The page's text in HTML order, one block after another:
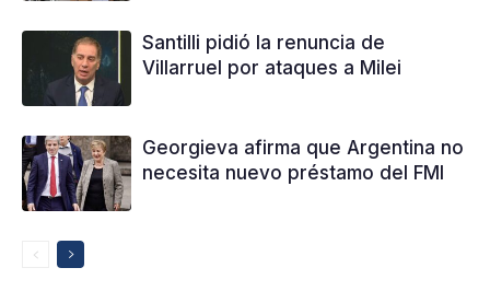
Santilli pidió la renuncia de
Villarruel por ataques a Milei
Georgieva afirma que Argentina no
necesita nuevo préstamo del FMI